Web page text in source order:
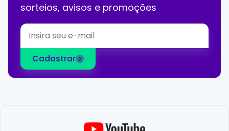
sorteios, avisos e promoções
Cadastrar